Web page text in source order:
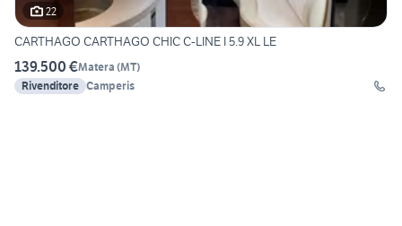
22
CARTHAGO CARTHAGO CHIC C-LINE I 5.9 XL LE
139.500 €Matera (MT)
Rivenditore Camperis